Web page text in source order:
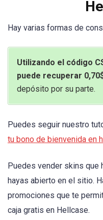
Hay varias formas de
Utilizando el código
puede recuperar
depósito por su parte.
Puedes seguir nuestro
tu bono de bienvenida en
Puedes vender skins que
hayas abierto en el sitio.
promociones que te
caja gratis en Hellcase.